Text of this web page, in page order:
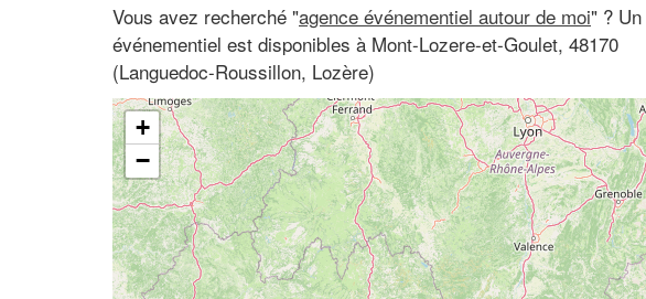
Vous avez recherché "agence événementiel autour de moi" ?
événementiel est disponibles à Mont-Lozere-et-Goulet, 48170
(Languedoc-Roussillon, Lozère)
+
−